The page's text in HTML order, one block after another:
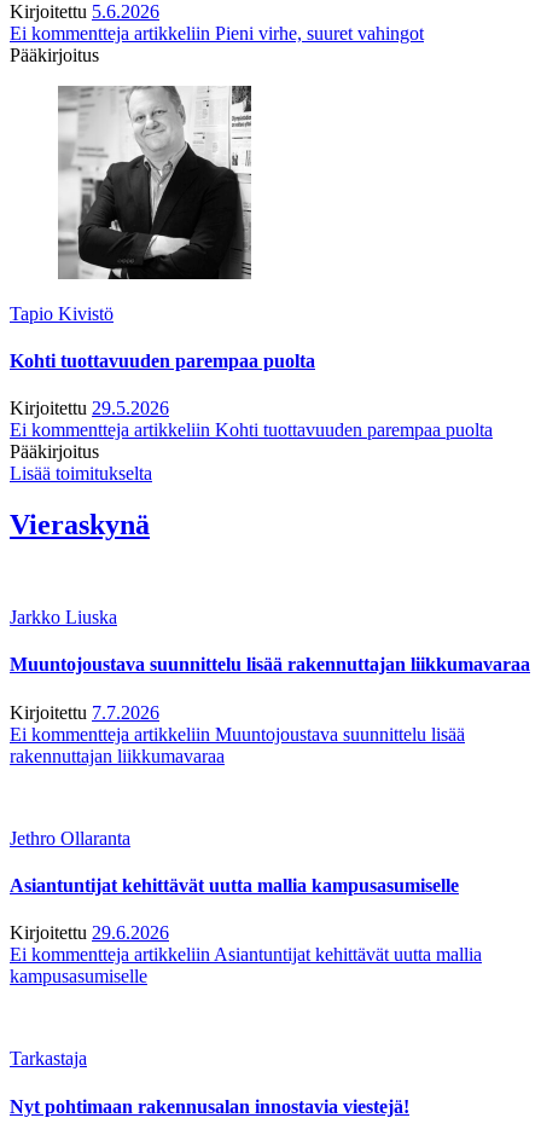
Kirjoitettu 5.6.2026
Ei kommentteja artikkeliin Pieni virhe, suuret vahingot
Pääkirjoitus
Tapio Kivistö
Kohti tuottavuuden parempaa puolta
Kirjoitettu 29.5.2026
Ei kommentteja artikkeliin Kohti tuottavuuden parempaa puolta
Pääkirjoitus
Lisää toimitukselta
Vieraskynä
Jarkko Liuska
Muuntojoustava suunnittelu lisää rakennuttajan liikkumavaraa
Kirjoitettu 7.7.2026
Ei kommentteja artikkeliin Muuntojoustava suunnittelu lisää
rakennuttajan liikkumavaraa
Jethro Ollaranta
Asiantuntijat kehittävät uutta mallia kampusasumiselle
Kirjoitettu 29.6.2026
Ei kommentteja artikkeliin Asiantuntijat kehittävät uutta mallia
kampusasumiselle
Tarkastaja
Nyt pohtimaan rakennusalan innostavia viestejä!